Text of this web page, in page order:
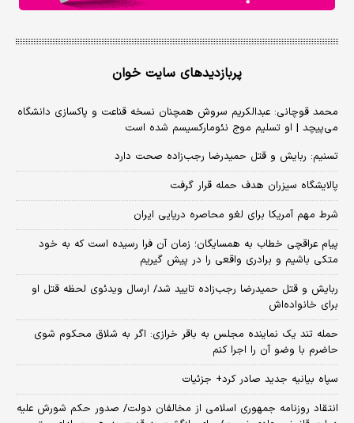
پربازدیدهای سایت خوان
محمد قوچانی: عبدالکریم سروش همچنان نسخه قناعت و پاکسازی دانشگاه
می‌پیچد | او تسلیم موج نئومارکسیسم شده است
تسنیم: ربایش و قتل حمیدرضا رجب‌زاده صحت دارد
پالایشگاه سیزران هدف حمله قرار گرفت
شرط مهم آمریکا برای لغو محاصره دریایی ایران
پیام عراقچی خطاب به همسایگان؛ زمان آن فرا رسیده است که به خود
متکی باشیم و برادری واقعی را در پیش گیریم
ربایش و قتل حمیدرضا رجب‌زاده تایید شد/ ارسال ویدئوی لحظه قتل او
برای خانواده‌اش
حمله تند یک نماینده مجلس به باقر خرازی: اگر به شلاق محکوم شوی
حاضرم با وضو آن را اجرا کنم
سپاه بیانیه جدید صادر کرد+ جزئیات
انتقاد روزنامه جمهوری اسلامی از مخالفان دولت/ صدور حکم شورش علیه